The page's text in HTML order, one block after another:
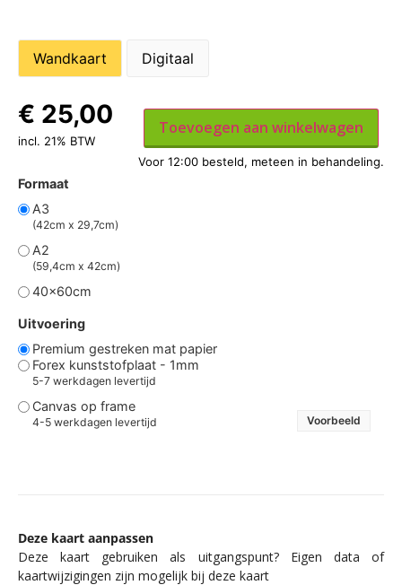
Wandkaart Digitaal
Formaat
A3
(42cm x 29,7cm)
A2
(59,4cm x 42cm)
40x60cm
Uitvoering
Premium gestreken mat papier
Forex kunststofplaat - 1mm
5-7 werkdagen levertijd
Canvas op frame
4-5 werkdagen levertijd Voorbeeld
€ 25,00
incl. 21% BTW
Toevoegen aan winkelwagen
Deze kaart aanpassen
Deze kaart gebruiken als uitgangspunt? Eigen data of
kaartwijzigingen zijn mogelijk bij deze kaart